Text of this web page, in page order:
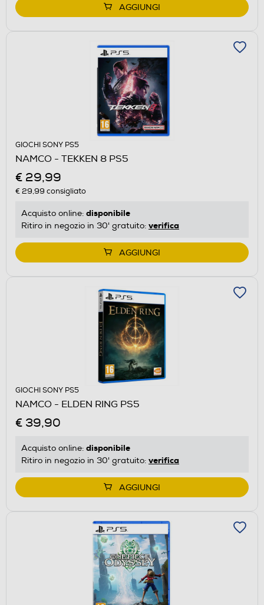
AGGIUNGI
GIOCHI SONY PS5
NAMCO - TEKKEN 8 PS5
€ 29,99
€ 29,99 consigliato
Acquisto online: disponibile
Ritiro in negozio in 30' gratuito: verifica
AGGIUNGI
GIOCHI SONY PS5
NAMCO - ELDEN RING PS5
€ 39,90
Acquisto online: disponibile
Ritiro in negozio in 30' gratuito: verifica
AGGIUNGI